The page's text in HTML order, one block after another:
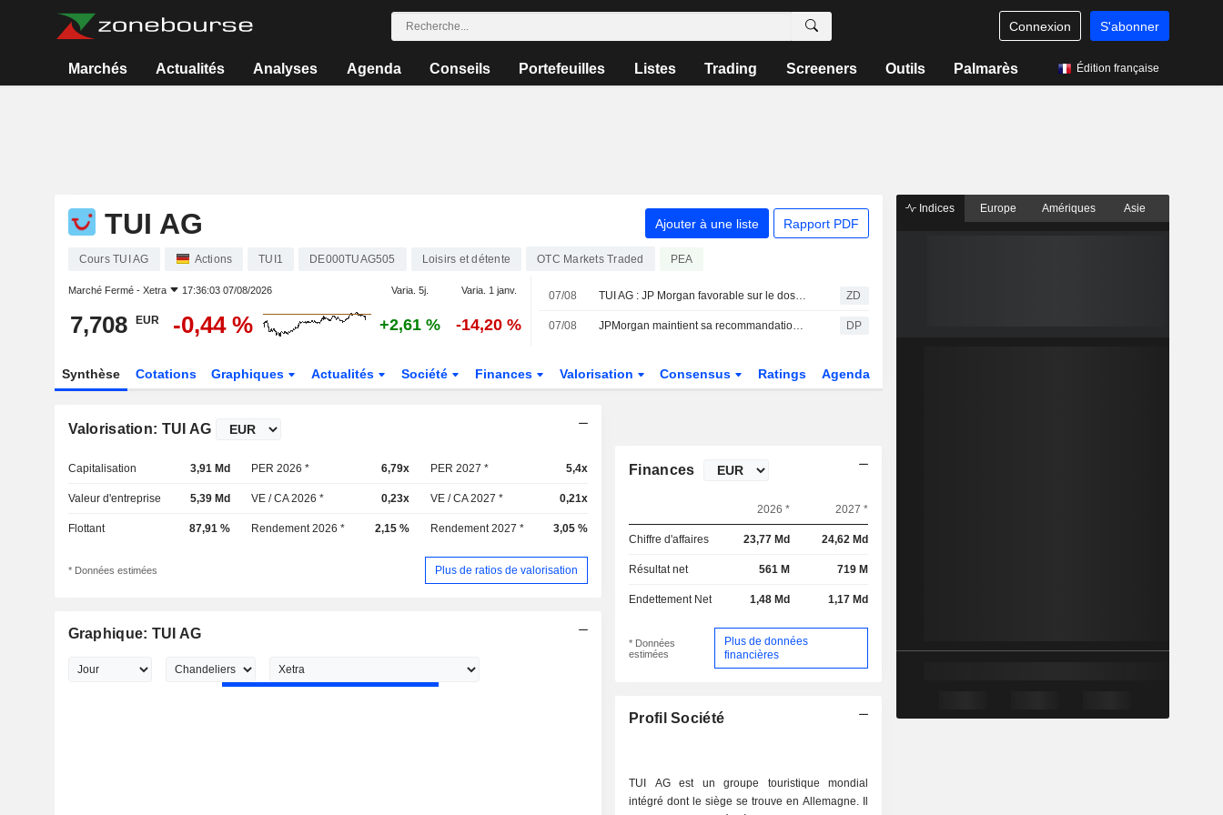
Connexion S'abonner
Marchés Actualités Analyses Agenda Conseils Portefeuilles Listes Trading Screeners Outils Palmarès Édition française
TUI AG Ajouter à une liste Rapport PDF
Cours TUI AG Actions TUI1 DE000TUAG505 Loisirs et détente OTC Markets Traded PEA
Marché Fermé - Xetra 17:36:03 07/08/2026 Varia. 5j. Varia. 1 janv.
7,708 EUR -0,44 % +2,61 % -14,20 %
07/08 TUI AG : JP Morgan favorable sur le dossier ZD
07/08 JPMorgan maintient sa recommandation à 'Surpondérer' sur Tui avec un objectif de 12,50 euros DP
Synthèse Cotations Graphiques Actualités Société Finances Valorisation Consensus Ratings Agenda
Valorisation: TUI AG
Capitalisation 3,91 Md PER 2026 * 6,79x PER 2027 * 5,4x
Valeur d'entreprise 5,39 Md VE / CA 2026 * 0,23x VE / CA 2027 * 0,21x
Flottant 87,91 % Rendement 2026 * 2,15 % Rendement 2027 * 3,05 %
* Données estimées Plus de ratios de valorisation
Graphique: TUI AG
Finances
2026 * 2027 *
Chiffre d'affaires 23,77 Md 24,62 Md
Résultat net 561 M 719 M
Endettement Net 1,48 Md 1,17 Md
* Données
estimées
Plus de données
financières
Profil Société
TUI AG est un groupe touristique mondial
intégré dont le siège se trouve en Allemagne. Il
Indices Europe Amériques Asie